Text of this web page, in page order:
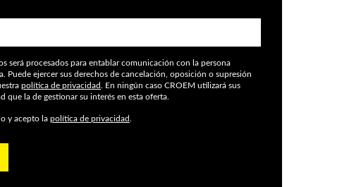
será procesados para entablar comunicación con la persona
Puede ejercer sus derechos de cancelación, oposición o supresión
política de privacidad . En ningún caso CROEM utilizará sus
que la de gestionar su interés en esta oferta.
y acepto la política de privacidad .